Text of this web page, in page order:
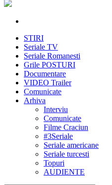
STIRI
Seriale TV
Seriale Romanesti
Grile POSTURI
Documentare
VIDEO Trailer
Comunicate
Arhiva
Interviu
Comunicate
Filme Craciun
#3Seriale
Seriale americane
Seriale turcesti
Topuri
AUDIENTE